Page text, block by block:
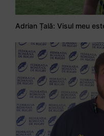
Adrian Țală: Visul meu